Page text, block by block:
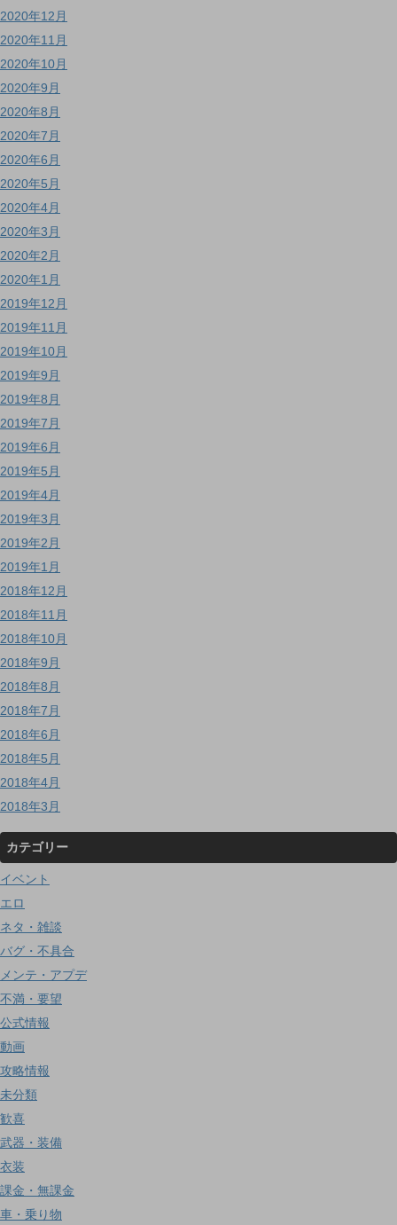
2020年12月
2020年11月
2020年10月
2020年9月
2020年8月
2020年7月
2020年6月
2020年5月
2020年4月
2020年3月
2020年2月
2020年1月
2019年12月
2019年11月
2019年10月
2019年9月
2019年8月
2019年7月
2019年6月
2019年5月
2019年4月
2019年3月
2019年2月
2019年1月
2018年12月
2018年11月
2018年10月
2018年9月
2018年8月
2018年7月
2018年6月
2018年5月
2018年4月
2018年3月
カテゴリー
イベント
エロ
ネタ・雑談
バグ・不具合
メンテ・アプデ
不満・要望
公式情報
動画
攻略情報
未分類
歓喜
武器・装備
衣装
課金・無課金
車・乗り物